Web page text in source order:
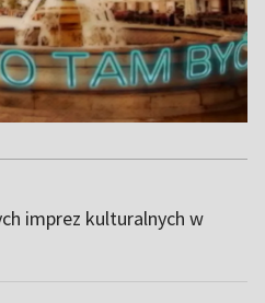
imprez kulturalnych w